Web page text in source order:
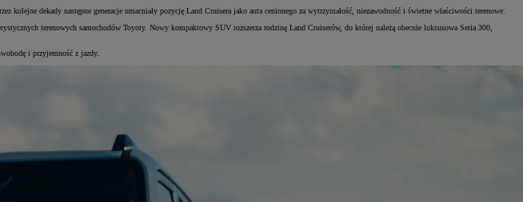
dekady następne generacje umacniały pozycję Land Cruisera jako auta cenionego za wytrzymałość, niezawodność i świetne właściwości terenowe.
terenowych samochodów Toyoty. Nowy kompaktowy SUV rozszerza rodzinę Land Cruiserów, do której należą obecnie luksusowa Seria 300,
i przyjemność z jazdy.